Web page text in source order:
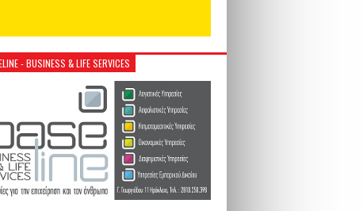
- BUSINESS & LIFE SERVICES